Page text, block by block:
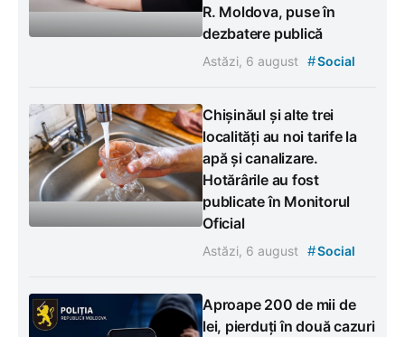
R. Moldova, puse în
dezbatere publică
Astăzi, 6 august #Social
Chișinăul și alte trei
localități au noi tarife la
apă și canalizare.
Hotărârile au fost
publicate în Monitorul
Oficial
Astăzi, 6 august #Social
Aproape 200 de mii de
lei, pierduți în două cazuri